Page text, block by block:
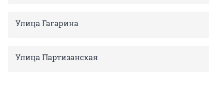
Улица Гагарина
Улица Партизанская